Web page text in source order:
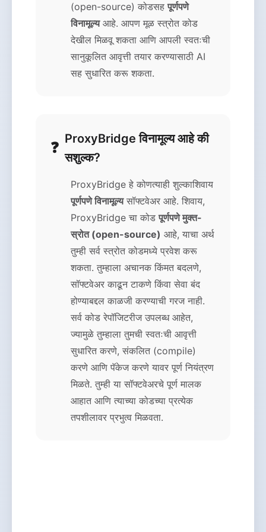
(open-source) कोडसहपूर्णपणे
विनामूल्यआहे. आपण मूळ स्त्रोत कोड
देखील मिळवू शकता आणि आपली स्वतःची
सानुकूलित आवृत्ती तयार करण्यासाठी AI
सह सुधारित करू शकता.
ProxyBridge विनामूल्य आहे की
सशुल्क?
ProxyBridge हे कोणत्याही शुल्काशिवाय
पूर्णपणे विनामूल्यसॉफ्टवेअर आहे. शिवाय,
ProxyBridge चा कोडपूर्णपणे मुक्त-
स्रोत (open-source) आहे, याचा अर्थ
तुम्ही सर्व स्त्रोत कोडमध्ये प्रवेश करू
शकता. तुम्हाला अचानक किंमत बदलणे,
सॉफ्टवेअर काढून टाकणे किंवा सेवा बंद
होण्याबद्दल काळजी करण्याची गरज नाही.
सर्व कोड रेपॉजिटरीज उपलब्ध आहेत,
ज्यामुळे तुम्हाला तुमची स्वतःची आवृत्ती
सुधारित करणे, संकलित (compile)
करणे आणि पॅकेज करणे यावर पूर्ण नियंत्रण
मिळते. तुम्ही या सॉफ्टवेअरचे पूर्ण मालक
आहात आणि त्याच्या कोडच्या प्रत्येक
तपशीलावर प्रभुत्व मिळवता.